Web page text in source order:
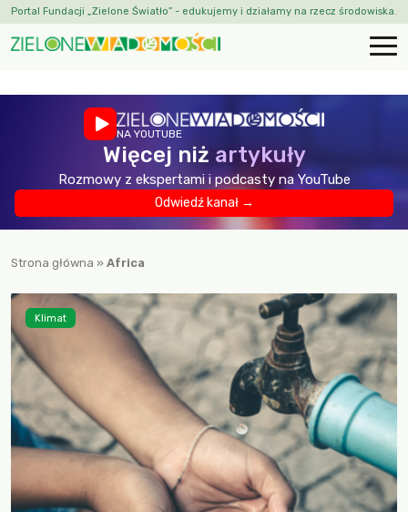
Portal Fundacji „Zielone Światło” - edukujemy i działamy na rzecz środowiska.
NA YOUTUBE
Więcej niż artykuły
Rozmowy z ekspertami i podcasty na YouTube
Odwiedź kanał →
Strona główna » Africa
Klimat